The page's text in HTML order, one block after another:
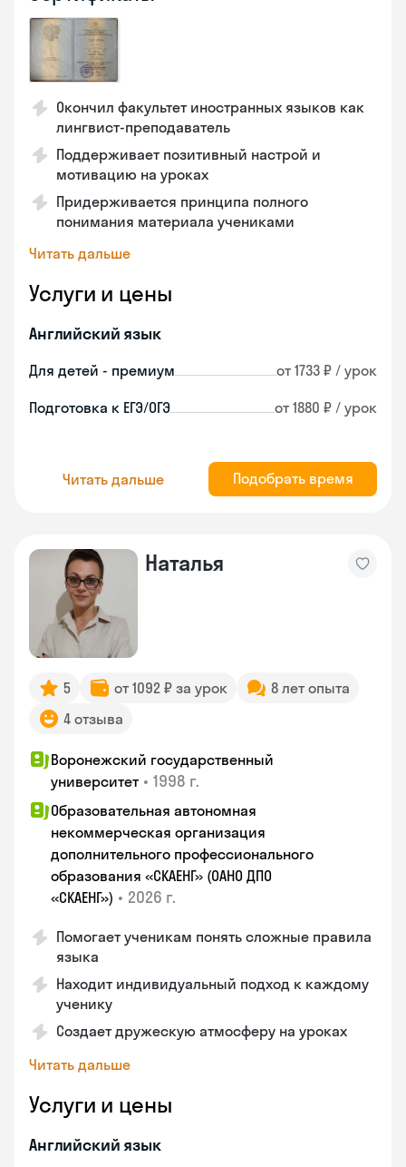
Окончил факультет иностранных языков как
лингвист-преподаватель
Поддерживает позитивный настрой и
мотивацию на уроках
Придерживается принципа полного
понимания материала учениками
Читать дальше
Услуги и цены
Английский язык
Для детей - премиум от 1733 ₽ / урок
Подготовка к ЕГЭ/ОГЭ от 1880 ₽ / урок
Читать дальше Подобрать время
Наталья
5 от 1092 ₽ за урок
8 лет опыта
4 отзыва
Воронежский государственный
университет • 1998 г.
Образовательная автономная
некоммерческая организация
дополнительного профессионального
образования «СКАЕНГ» (ОАНО ДПО
«СКАЕНГ») • 2026 г.
Помогает ученикам понять сложные правила
языка
Находит индивидуальный подход к каждому
ученику
Создает дружескую атмосферу на уроках
Читать дальше
Услуги и цены
Английский язык